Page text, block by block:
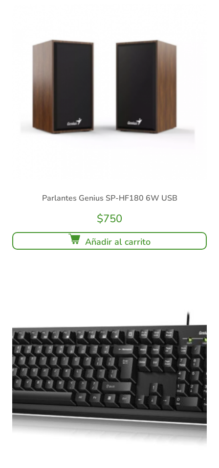
Parlantes Genius SP-HF180 6W USB
$750
Añadir al carrito